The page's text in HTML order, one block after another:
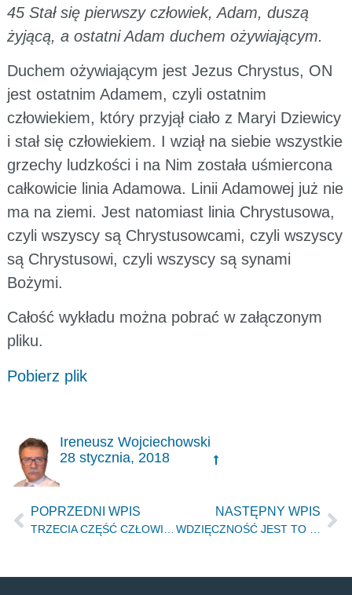
45 Stał się pierwszy człowiek, Adam, duszą
żyjącą, a ostatni Adam duchem ożywiającym.
Duchem ożywiającym jest Jezus Chrystus, ON
jest ostatnim Adamem, czyli ostatnim
człowiekiem, który przyjął ciało z Maryi Dziewicy
i stał się człowiekiem. I wziął na siebie wszystkie
grzechy ludzkości i na Nim została uśmiercona
całkowicie linia Adamowa. Linii Adamowej już nie
ma na ziemi. Jest natomiast linia Chrystusowa,
czyli wszyscy są Chrystusowcami, czyli wszyscy
są Chrystusowi, czyli wszyscy są synami
Bożymi.
Całość wykładu można pobrać w załączonym
pliku.
Pobierz plik
Ireneusz Wojciechowski
28 stycznia, 2018
POPRZEDNI WPIS NASTĘPNY WPIS